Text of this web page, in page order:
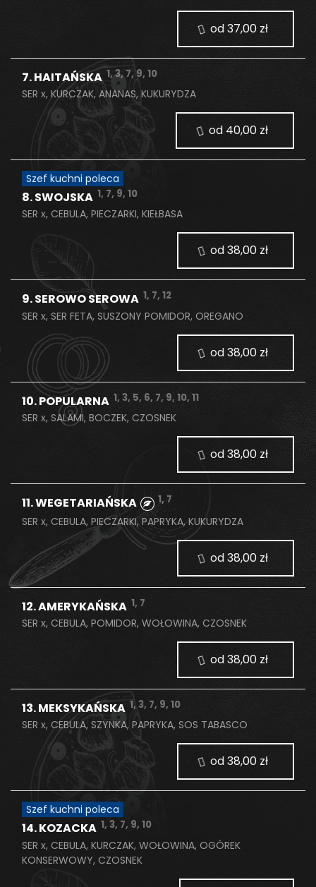
7. HAITAŃSKA 1, 3, 7, 9, 10
SER x, KURCZAK, ANANAS, KUKURYDZA
Szef kuchni poleca
8. SWOJSKA 1, 7, 9, 10
SER x, CEBULA, PIECZARKI, KIEŁBASA
9. SEROWO SEROWA 1, 7, 12
SER x, SER FETA, SUSZONY POMIDOR, OREGANO
10. POPULARNA 1, 3, 5, 6, 7, 9, 10, 11
SER x, SALAMI, BOCZEK, CZOSNEK
11. WEGETARIAŃSKA 1, 7
SER x, CEBULA, PIECZARKI, PAPRYKA, KUKURYDZA
12. AMERYKAŃSKA 1, 7
SER x, CEBULA, POMIDOR, WOŁOWINA, CZOSNEK
13. MEKSYKAŃSKA 1, 3, 7, 9, 10
SER x, CEBULA, SZYNKA, PAPRYKA, SOS TABASCO
Szef kuchni poleca
14. KOZACKA 1, 3, 7, 9, 10
SER x, CEBULA, KURCZAK, WOŁOWINA, OGÓREK
KONSERWOWY, CZOSNEK